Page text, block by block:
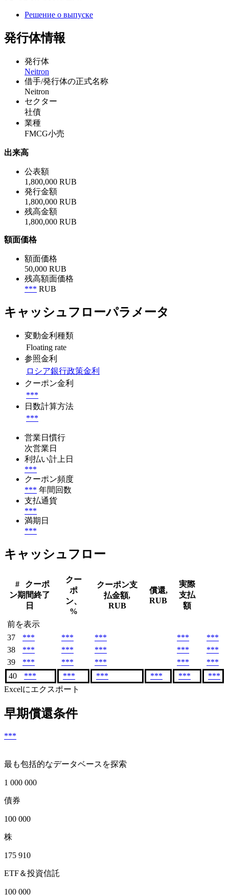
Решение о выпуске
発行体情報
発行体
Neitron
借手/発行体の正式名称
Neitron
セクター
社債
業種
FMCG小売
出来高
公表額
1,800,000 RUB
発行金額
1,800,000 RUB
残高金額
1,800,000 RUB
額面価格
額面価格
50,000 RUB
残高額面価格
*** RUB
キャッシュフローパラメータ
変動金利種類
Floating rate
参照金利
ロシア銀行政策金利
クーポン金利
***
日数計算方法
***
営業日慣行
次営業日
利払い計上日
***
クーポン頻度
*** 年間回数
支払通貨
***
満期日
***
キャッシュフロー
#
クーポ
ン期間終了
日
クー
ポ
ン、
%
クーポン支
払金額,
RUB
償還,
RUB
実際
支払
額
前を表示
37
*** *** *** ***
***
38
*** *** *** ***
***
39
*** *** *** ***
***
40
*** *** *** *** ***
***
Excelにエクスポート
早期償還条件
***
最も包括的なデータベースを探索
1 000 000
債券
100 000
株
175 910
ETF＆投資信託
100 000